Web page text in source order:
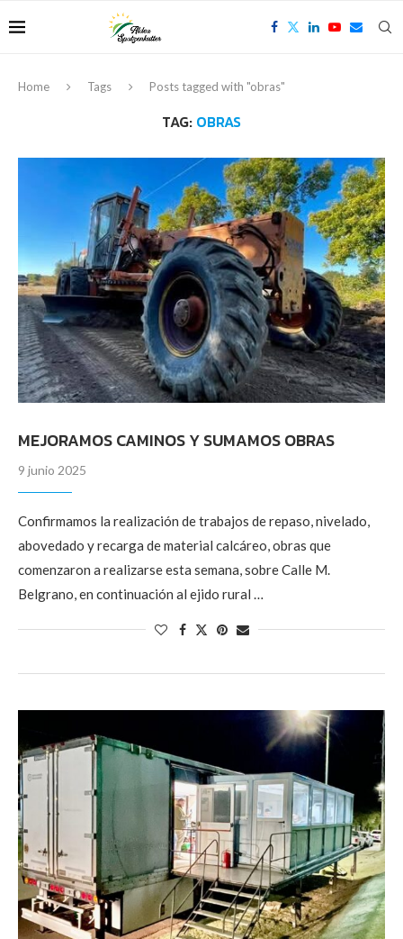
Home Tags Posts tagged with "obras"
TAG: OBRAS
MEJORAMOS CAMINOS Y SUMAMOS OBRAS
9 junio 2025
Confirmamos la realización de trabajos de repaso, nivelado,
abovedado y recarga de material calcáreo, obras que
comenzaron a realizarse esta semana, sobre Calle M.
Belgrano, en continuación al ejido rural …